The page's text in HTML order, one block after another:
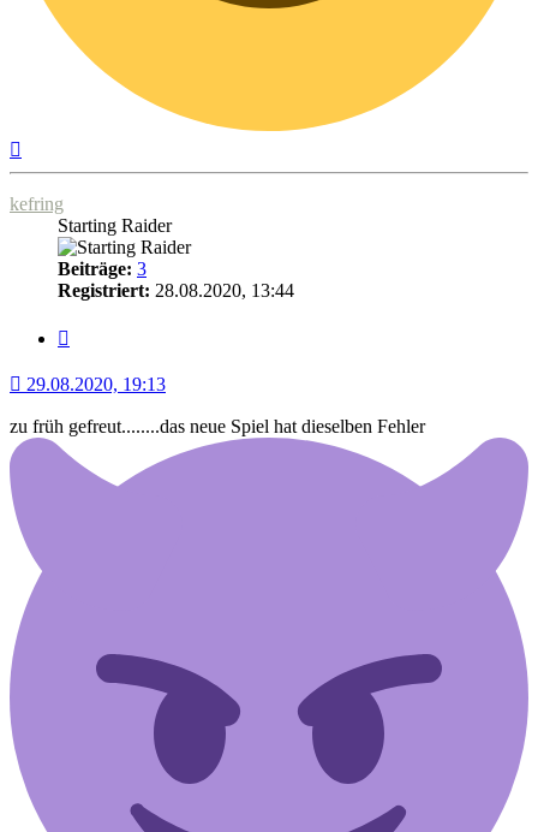
kefring
Starting Raider
Beiträge: 3
Registriert: 28.08.2020, 13:44
29.08.2020, 19:13
zu früh gefreut........das neue Spiel hat dieselben Fehler